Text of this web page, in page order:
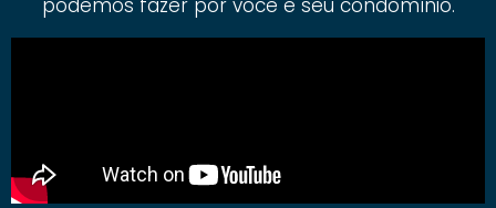
podemos fazer por você e seu condomínio.